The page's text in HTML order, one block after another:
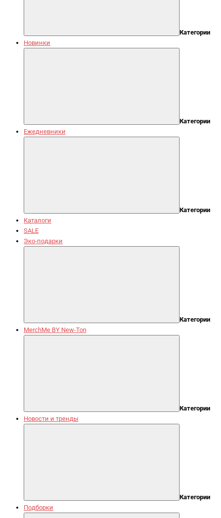
Категории
Новинки
Категории
Ежедневники
Категории
Каталоги
SALE
Эко-подарки
Категории
MerchMe BY New-Ton
Категории
Новости и тренды
Категории
Подборки